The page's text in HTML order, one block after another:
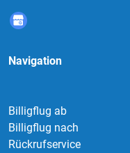
Navigation
Billigflug ab
Billigflug nach
Rückrufservice